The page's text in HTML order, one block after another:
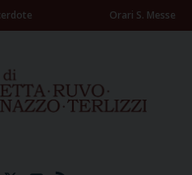
Orari S. Messe